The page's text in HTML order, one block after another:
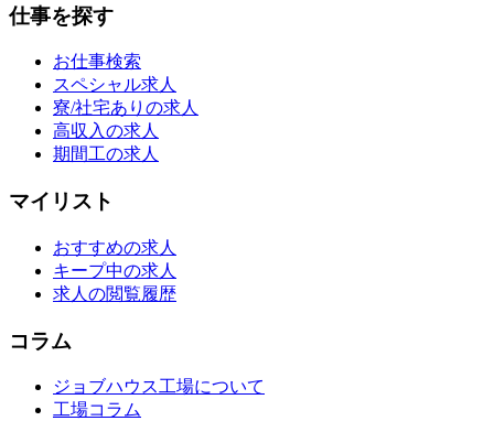
仕事を探す
お仕事検索
スペシャル求人
寮/社宅ありの求人
高収入の求人
期間工の求人
マイリスト
おすすめの求人
キープ中の求人
求人の閲覧履歴
コラム
ジョブハウス工場について
工場コラム